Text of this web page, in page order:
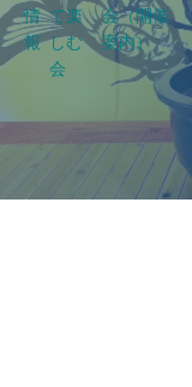
情
報
て楽
しむ
会
会（開催
案内）